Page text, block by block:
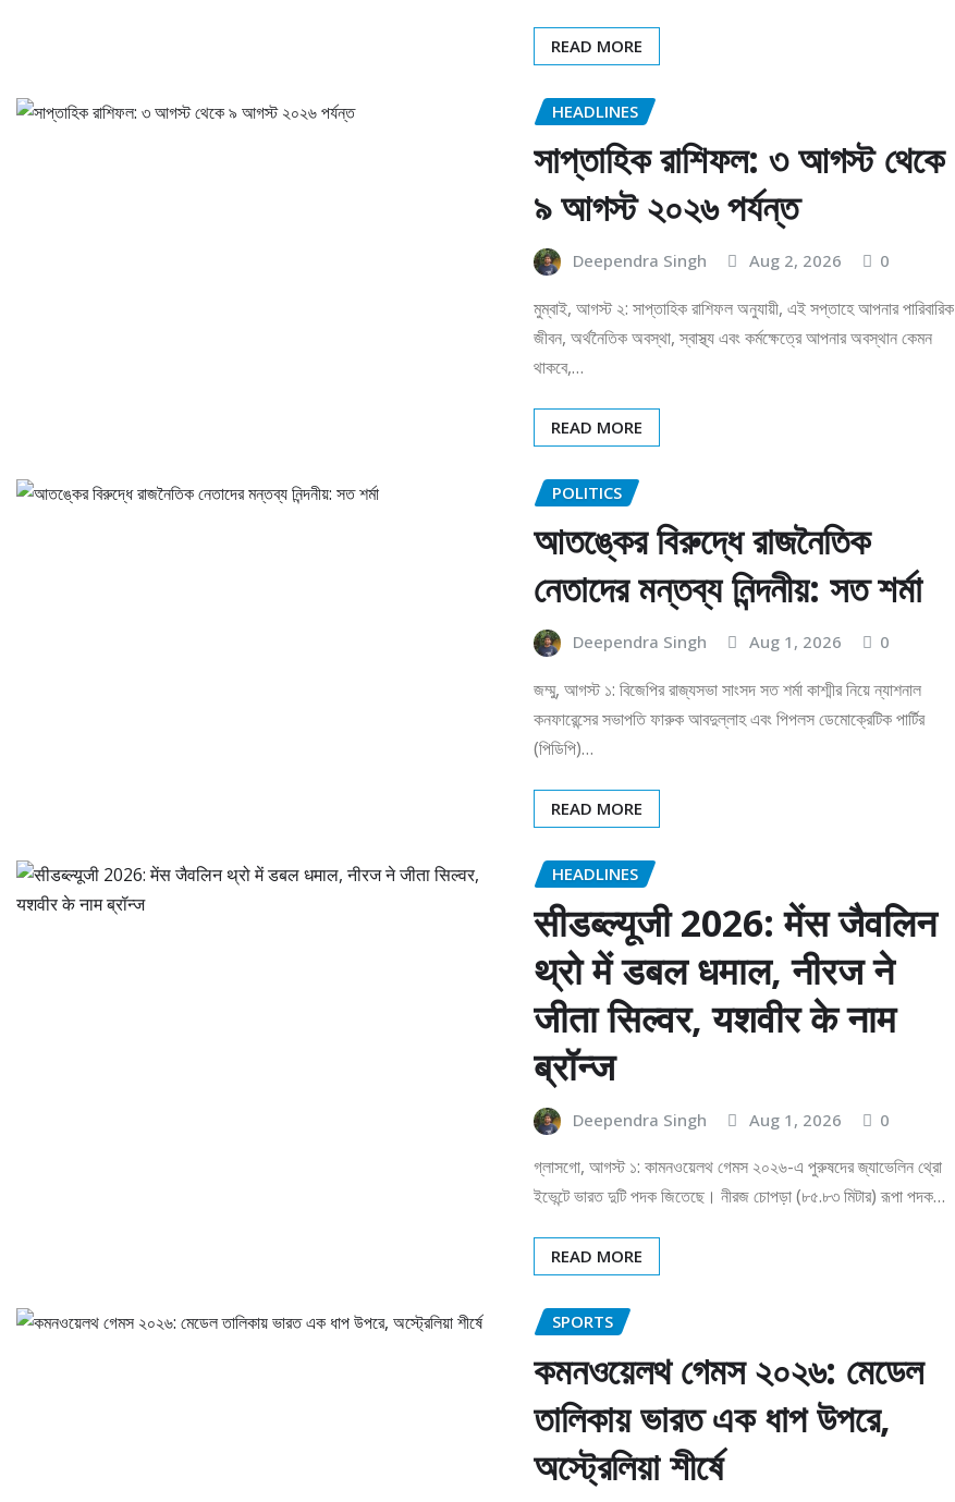
READ MORE
HEADLINES
সাপ্তাহিক রাশিফল: ৩ আগস্ট থেকে
৯ আগস্ট ২০২৬ পর্যন্ত
Deependra Singh Aug 2, 2026 0
মুম্বাই, আগস্ট ২: সাপ্তাহিক রাশিফল অনুযায়ী, এই সপ্তাহে আপনার পারিবারিক
জীবন, অর্থনৈতিক অবস্থা, স্বাস্থ্য এবং কর্মক্ষেত্রে আপনার অবস্থান কেমন
থাকবে,…
READ MORE
POLITICS
আতঙ্কের বিরুদ্ধে রাজনৈতিক
নেতাদের মন্তব্য নিন্দনীয়: সত শর্মা
Deependra Singh Aug 1, 2026 0
জম্মু, আগস্ট ১: বিজেপির রাজ্যসভা সাংসদ সত শর্মা কাশ্মীর নিয়ে ন্যাশনাল
কনফারেন্সের সভাপতি ফারুক আবদুল্লাহ এবং পিপলস ডেমোক্রেটিক পার্টির
(পিডিপি)…
READ MORE
HEADLINES
सीडब्ल्यूजी 2026: मेंस जैवलिन
थ्रो में डबल धमाल, नीरज ने
जीता सिल्वर, यशवीर के नाम
ब्रॉन्ज
Deependra Singh Aug 1, 2026 0
গ্লাসগো, আগস্ট ১: কামনওয়েলথ গেমস ২০২৬-এ পুরুষদের জ্যাভেলিন থ্রো
ইভেন্টে ভারত দুটি পদক জিতেছে। নীরজ চোপড়া (৮৫.৮৩ মিটার) রূপা পদক…
READ MORE
SPORTS
কমনওয়েলথ গেমস ২০২৬: মেডেল
তালিকায় ভারত এক ধাপ উপরে,
অস্ট্রেলিয়া শীর্ষে